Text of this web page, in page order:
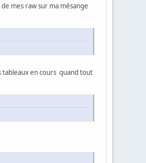
mes raw sur ma mésange
tableaux en cours quand tout